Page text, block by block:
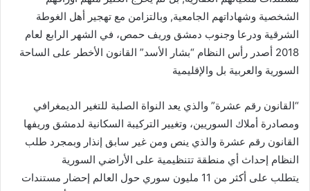
الشخصية وشهاداتهم الجامعية, وبالتزامن مع تهجير أهل الغوطة
الشرقية ودرعا وجنوب دمشق وريف حمص، في الشهر الرابع لعام
2018 أصدر رأس النظام “بشار الأسد” القانون الأخطر على الساحة
السورية والعربية بل والإقليمية
“القانون رقم عشرة” والذي يعد النواة الصلبة للتغير الديمغرافي
ومصادرة أملاك السوريين، وتغيير التركيبة السكانية لدمشق وريفها
القانون رقم عشرة والذي ينص ومن غير سابق إنذار وبمجرد طلب
النظام إحداث أي منطقة تتنظيمية على الأراضي السورية
يتطلب على أكثر من 11 مليون سوري حول العالم إحضار مستندات